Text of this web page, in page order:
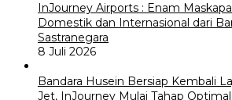
InJourney Airports : Enam
Domestik dan Internasional dari
Sastranegara
8 Juli 2026
Bandara Husein Bersiap Kembali
Jet, InJourney Mulai Tahap